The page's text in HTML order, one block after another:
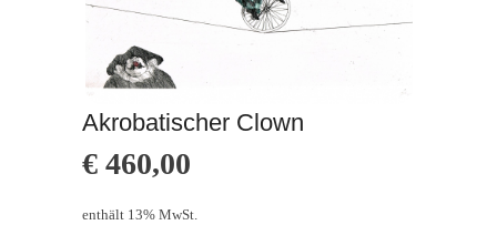
Akrobatischer Clown
€ 460,00
enthält 13% MwSt.